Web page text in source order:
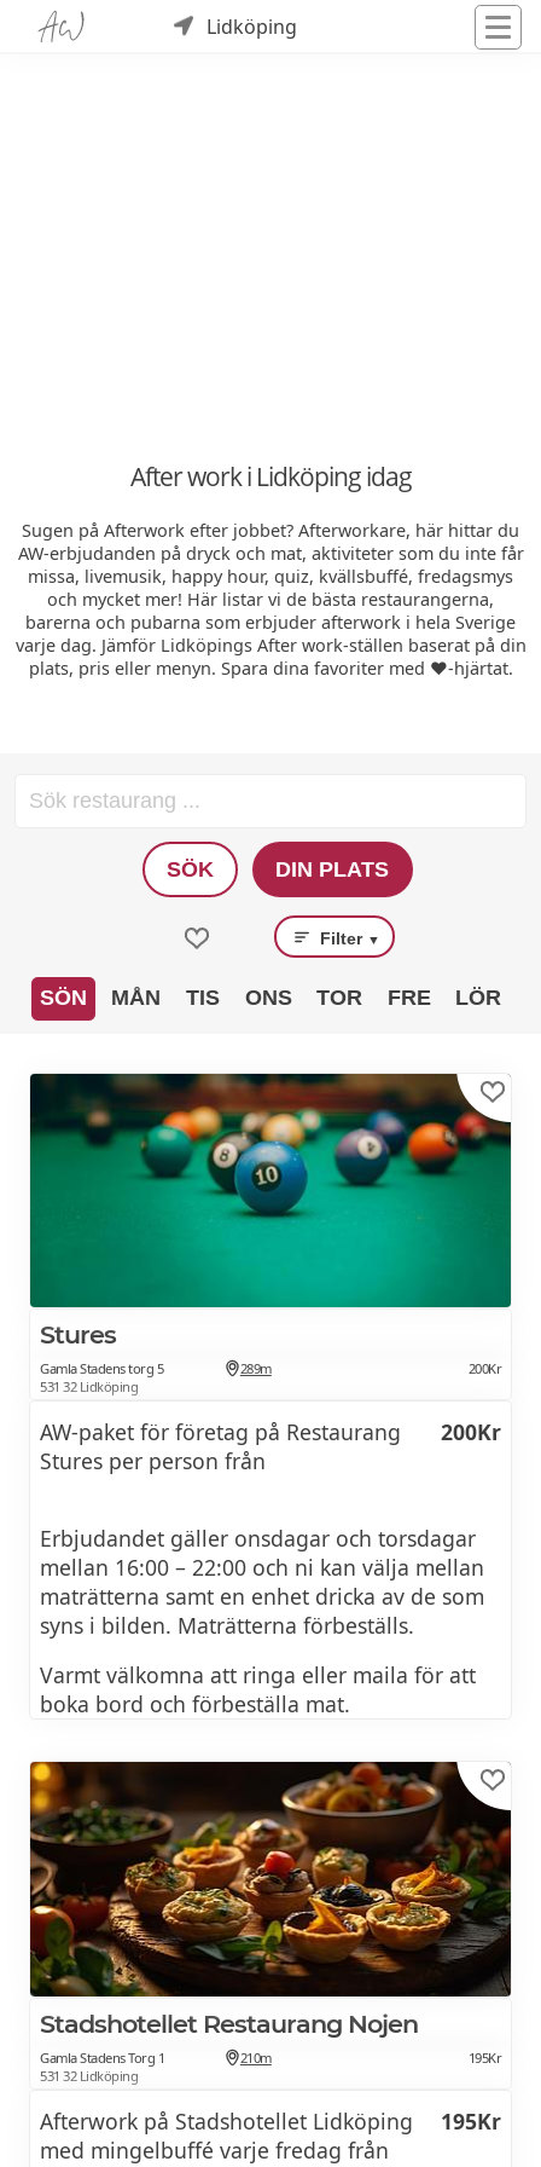
Lidköping
After work i Lidköping idag
Sugen på Afterwork efter jobbet? Afterworkare, här hittar du
AW-erbjudanden på dryck och mat, aktiviteter som du inte får
missa, livemusik, happy hour, quiz, kvällsbuffé, fredagsmys
och mycket mer! Här listar vi de bästa restaurangerna,
barerna och pubarna som erbjuder afterwork i hela Sverige
varje dag. Jämför Lidköpings After work-ställen baserat på din
plats, pris eller menyn. Spara dina favoriter med ❤️-hjärtat.
SÖK DIN PLATS
Filter ▼
SÖN MÅN TIS ONS TOR FRE LÖR
Stures
Gamla Stadens torg 5
531 32 Lidköping
289m 200Kr
AW-paket för företag på Restaurang
Stures per person från
200Kr
Erbjudandet gäller onsdagar och torsdagar
mellan 16:00 – 22:00 och ni kan välja mellan
maträtterna samt en enhet dricka av de som
syns i bilden. Maträtterna förbeställs.
Varmt välkomna att ringa eller maila för att
boka bord och förbeställa mat.
Stadshotellet Restaurang Nojen
Gamla Stadens Torg 1
531 32 Lidköping
210m 195Kr
Afterwork på Stadshotellet Lidköping
med mingelbuffé varje fredag från
195Kr